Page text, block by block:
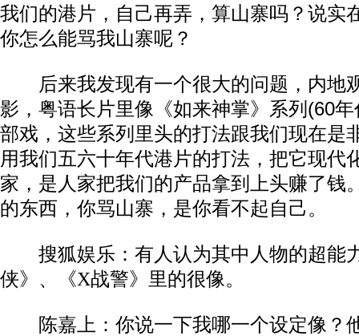
我们的港片，自己再弄，算山寨吗？说实
你怎么能骂我山寨呢？
后来我发现有一个很大的问题，内地
影，粤语长片里像《如来神掌》系列(60
部戏，这些系列里头的打法跟我们现在是
用我们五六十年代港片的打法，把它现代
家，是人家把我们的产品拿到上头赚了钱
的东西，你骂山寨，是你看不起自己。
搜狐娱乐：有人认为其中人物的超能
侠》、《X战警》里的很像。
陈嘉上：你说一下我哪一个设定像？